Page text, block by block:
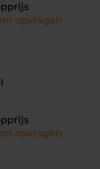
opvragen
opvragen